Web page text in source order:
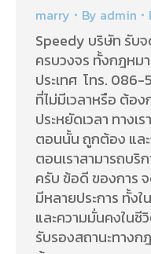
marry By admin
Speedy บริษัท รับ
ครบวงจร ทั้งกฎหม
ประเทศ โทร.
ที่ไม่มีเวลาหรือ ต้อ
ประหยัดเวลา ทางเ
ตอนนั้น ถูกต้อง แล
ตอนเราสามารถบริ
ครับ ข้อดี ของการ
มีหลายประการ ทั้ง
และความมั่นคงในชี
รับรองสถานะทาง